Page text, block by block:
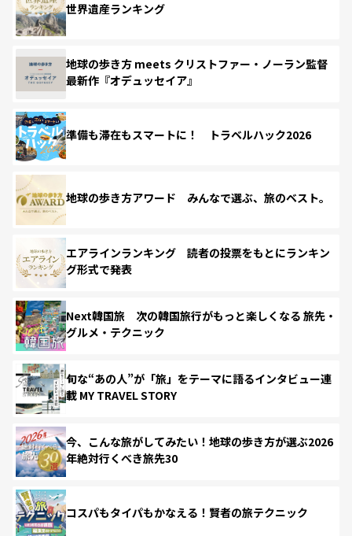
世界遺産ランキング
地球の歩き方 meets クリストファー・ノーラン監督
最新作『オデュッセイア』
準備も滞在もスマートに！ トラベルハック2026
地球の歩き方アワード みんなで選ぶ、旅のベスト。
エアラインランキング 読者の投票をもとにランキン
グ形式で発表
Next韓国旅 次の韓国旅行がもっと楽しくなる 旅先・
グルメ・テクニック
旬な“あの人”が「旅」をテーマに語るインタビュー連
載 MY TRAVEL STORY
今、こんな旅がしてみたい！地球の歩き方が選ぶ2026
年絶対行くべき旅先30
コスパもタイパもかなえる！賢者の旅テクニック